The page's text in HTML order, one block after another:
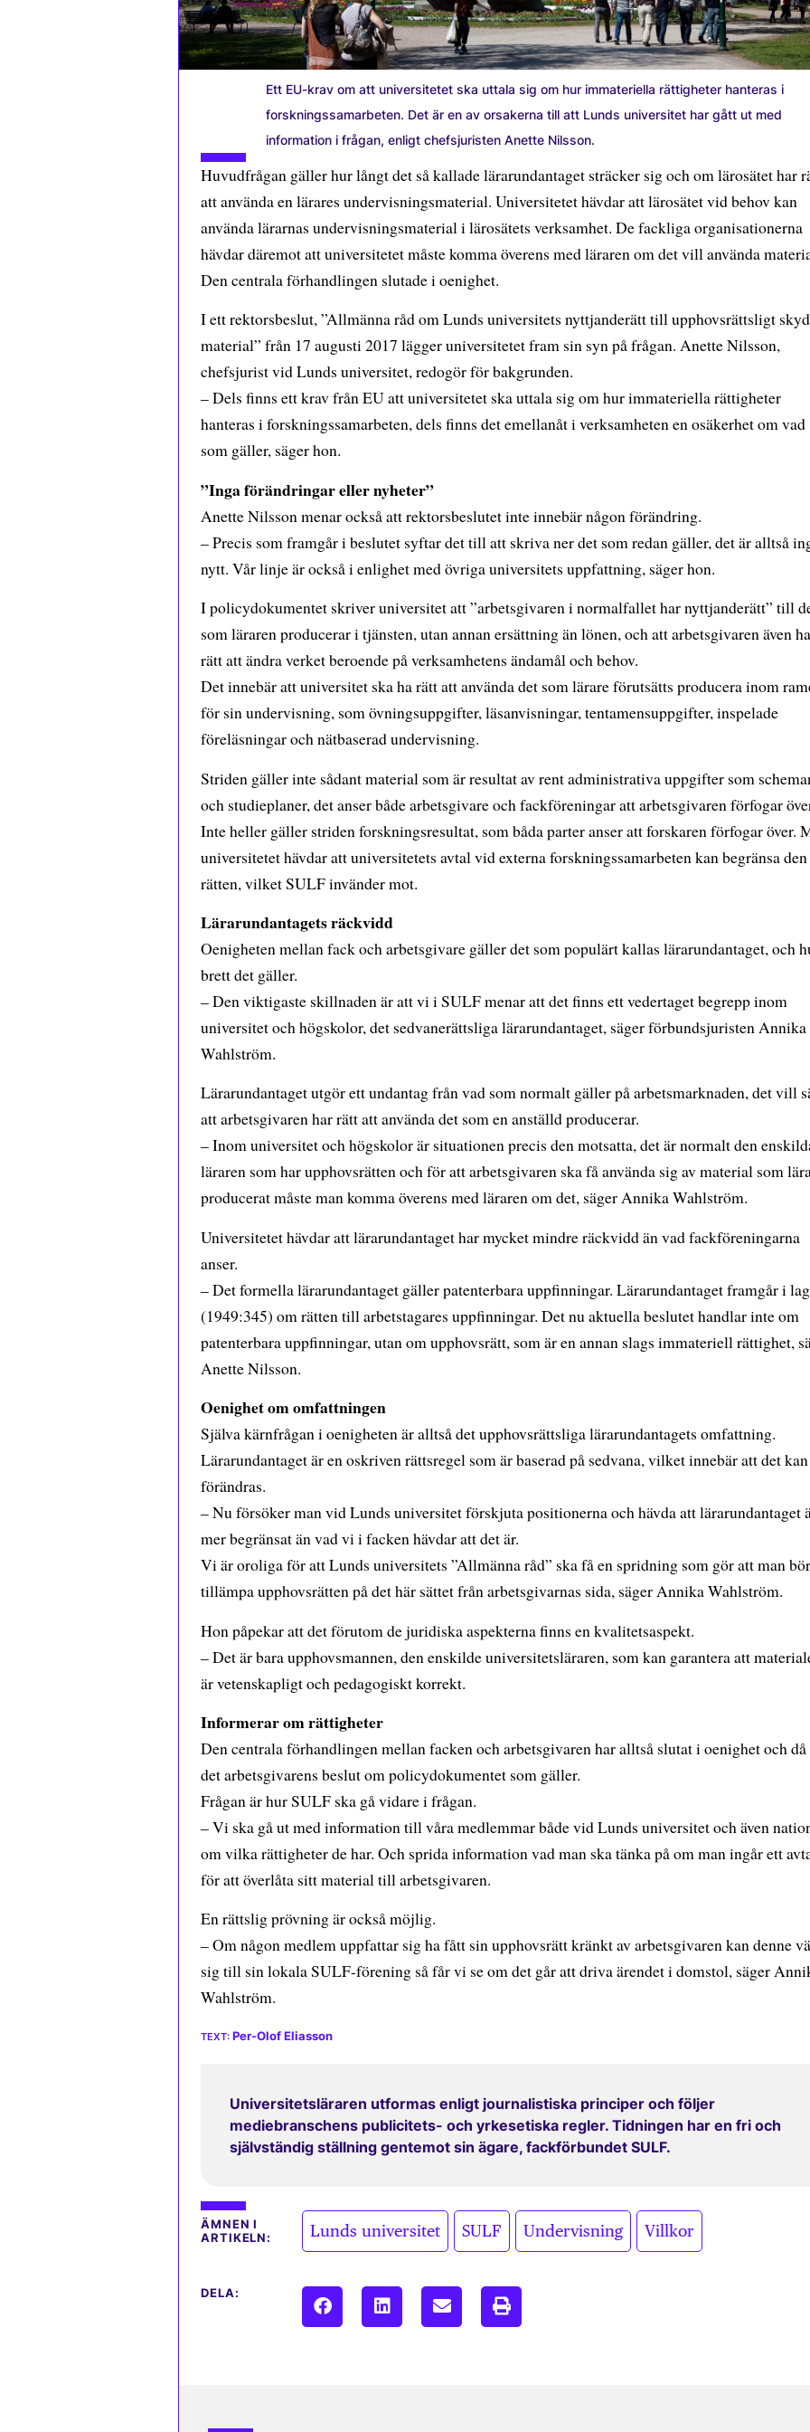
Ett EU-krav om att universitetet ska uttala sig om hur immateriella rättigheter hanteras i
forskningssamarbeten. Det är en av orsakerna till att Lunds universitet har gått ut med
information i frågan, enligt chefsjuristen Anette Nilsson.
Huvudfrågan gäller hur långt det så kallade lärarundantaget sträcker sig och om lärosätet har
att använda en lärares undervisningsmaterial. Universitetet hävdar att lärosätet vid behov kan
använda lärarnas undervisningsmaterial i lärosätets verksamhet. De fackliga organisationerna
hävdar däremot att universitetet måste komma överens med läraren om det vill använda
Den centrala förhandlingen slutade i oenighet.
I ett rektorsbeslut, ”Allmänna råd om Lunds universitets nyttjanderätt till upphovsrättsligt
material” från 17 augusti 2017 lägger universitetet fram sin syn på frågan. Anette Nilsson,
chefsjurist vid Lunds universitet, redogör för bakgrunden.
– Dels finns ett krav från EU att universitetet ska uttala sig om hur immateriella rättigheter
hanteras i forskningssamarbeten, dels finns det emellanåt i verksamheten en osäkerhet om vad
som gäller, säger hon.
”Inga förändringar eller nyheter”
Anette Nilsson menar också att rektorsbeslutet inte innebär någon förändring.
– Precis som framgår i beslutet syftar det till att skriva ner det som redan gäller, det är alltså
nytt. Vår linje är också i enlighet med övriga universitets uppfattning, säger hon.
I policydokumentet skriver universitet att ”arbetsgivaren i normalfallet har nyttjanderätt” till
som läraren producerar i tjänsten, utan annan ersättning än lönen, och att arbetsgivaren även
rätt att ändra verket beroende på verksamhetens ändamål och behov.
Det innebär att universitet ska ha rätt att använda det som lärare förutsätts producera inom
för sin undervisning, som övningsuppgifter, läsanvisningar, tentamensuppgifter, inspelade
föreläsningar och nätbaserad undervisning.
Striden gäller inte sådant material som är resultat av rent administrativa uppgifter som
och studieplaner, det anser både arbetsgivare och fackföreningar att arbetsgivaren förfogar
Inte heller gäller striden forskningsresultat, som båda parter anser att forskaren förfogar över.
universitetet hävdar att universitetets avtal vid externa forskningssamarbeten kan begränsa den
rätten, vilket SULF invänder mot.
Lärarundantagets räckvidd
Oenigheten mellan fack och arbetsgivare gäller det som populärt kallas lärarundantaget, och
brett det gäller.
– Den viktigaste skillnaden är att vi i SULF menar att det finns ett vedertaget begrepp inom
universitet och högskolor, det sedvanerättsliga lärarundantaget, säger förbundsjuristen Annika
Wahlström.
Lärarundantaget utgör ett undantag från vad som normalt gäller på arbetsmarknaden, det vill
att arbetsgivaren har rätt att använda det som en anställd producerar.
– Inom universitet och högskolor är situationen precis den motsatta, det är normalt den
läraren som har upphovsrätten och för att arbetsgivaren ska få använda sig av material som
producerat måste man komma överens med läraren om det, säger Annika Wahlström.
Universitetet hävdar att lärarundantaget har mycket mindre räckvidd än vad fackföreningarna
anser.
– Det formella lärarundantaget gäller patenterbara uppfinningar. Lärarundantaget framgår i lag
(1949:345) om rätten till arbetstagares uppfinningar. Det nu aktuella beslutet handlar inte om
patenterbara uppfinningar, utan om upphovsrätt, som är en annan slags immateriell rättighet,
Anette Nilsson.
Oenighet om omfattningen
Själva kärnfrågan i oenigheten är alltså det upphovsrättsliga lärarundantagets omfattning.
Lärarundantaget är en oskriven rättsregel som är baserad på sedvana, vilket innebär att det kan
förändras.
– Nu försöker man vid Lunds universitet förskjuta positionerna och hävda att lärarundantaget
mer begränsat än vad vi i facken hävdar att det är.
Vi är oroliga för att Lunds universitets ”Allmänna råd” ska få en spridning som gör att man
tillämpa upphovsrätten på det här sättet från arbetsgivarnas sida, säger Annika Wahlström.
Hon påpekar att det förutom de juridiska aspekterna finns en kvalitetsaspekt.
– Det är bara upphovsmannen, den enskilde universitetsläraren, som kan garantera att
är vetenskapligt och pedagogiskt korrekt.
Informerar om rättigheter
Den centrala förhandlingen mellan facken och arbetsgivaren har alltså slutat i oenighet och då
det arbetsgivarens beslut om policydokumentet som gäller.
Frågan är hur SULF ska gå vidare i frågan.
– Vi ska gå ut med information till våra medlemmar både vid Lunds universitet och även
om vilka rättigheter de har. Och sprida information vad man ska tänka på om man ingår ett
för att överlåta sitt material till arbetsgivaren.
En rättslig prövning är också möjlig.
– Om någon medlem uppfattar sig ha fått sin upphovsrätt kränkt av arbetsgivaren kan denne
sig till sin lokala SULF-förening så får vi se om det går att driva ärendet i domstol, säger
Wahlström.
Per-Olof Eliasson
Universitetsläraren utformas enligt journalistiska principer och följer
mediebranschens publicitets- och yrkesetiska regler. Tidningen har en fri och
självständig ställning gentemot sin ägare, fackförbundet SULF.
ÄMNEN I
ARTIKELN:
Lunds universitet SULF Undervisning Villkor
DELA: